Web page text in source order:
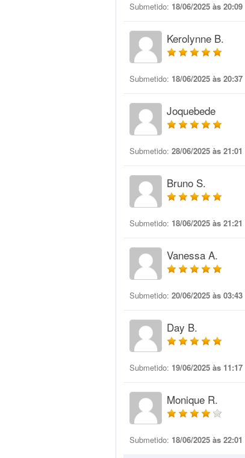
Submetido: 18/06/2025 às 20:09
Kerolynne B.
Submetido: 18/06/2025 às 20:37
Joquebede
Submetido: 28/06/2025 às 21:01
Bruno S.
Submetido: 18/06/2025 às 21:21
Vanessa A.
Submetido: 20/06/2025 às 03:43
Day B.
Submetido: 19/06/2025 às 11:17
Monique R.
Submetido: 18/06/2025 às 22:01